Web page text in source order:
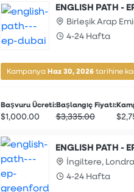
ENGLISH PATH -
Birleşik Arap
4-24 Hafta
Kampanya Haz 30, 2026tarihine
Başvuru Ücreti:
$1,000.00
Başlangıç Fiyatı:
$3,335.00
ENGLISH PATH -
İngiltere, Londra
4-24 Hafta